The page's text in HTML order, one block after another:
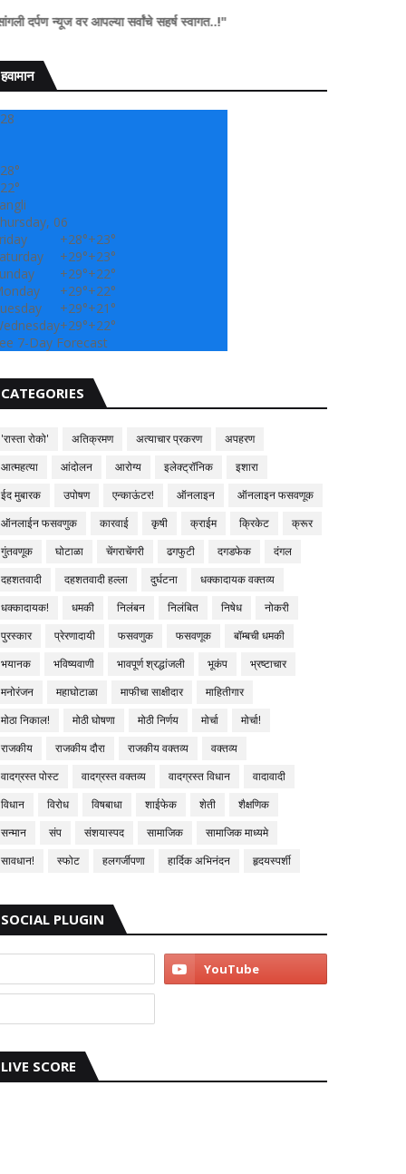
वर आपल्या सर्वांचे सहर्ष स्वागत..!"
हवामान
28
28°
22°
06
+28°+23°
+29°+23°
+29°+22°
+29°+22°
+29°+21°
+29°+22°
7-Day Forecast
CATEGORIES
'रास्ता रोको' अतिक्रमण अत्याचार प्रकरण
अपहरण
आत्महत्या
आंदोलन आरोग्य इलेक्ट्रॉनिक
इशारा
ईद मुबारक
उपोषण एन्काऊंटर! ऑनलाइन
ऑनलाइन फसवणूक
ऑनलाईन फसवणुक
कारवाई कृषी क्राईम क्रिकेट
क्रूर
गुंतवणूक
घोटाळा चेंगराचेंगरी ढगफुटी दगडफेक
दंगल
दहशतवादी
दहशतवादी हल्ला दुर्घटना
धक्कादायक वक्तव्य
धक्कादायक!
धमकी निलंबन निलंबित निषेध
नोकरी
पुरस्कार
प्रेरणादायी फसवणुक फसवणूक
बॉम्बची धमकी
भयानक
भविष्यवाणी भावपूर्ण श्रद्धांजली भूकंप
भ्रष्टाचार
मनोरंजन
महाघोटाळा माफीचा साक्षीदार
माहितीगार
मोठा निकाल!
मोठी घोषणा मोठी निर्णय मोर्चा
मोर्चा!
राजकीय
राजकीय दौरा राजकीय वक्तव्य
वक्तव्य
वादग्रस्त पोस्ट
वादग्रस्त वक्तव्य वादग्रस्त विधान
वादावादी
विधान
विरोध विषबाधा शाईफेक शेती
शैक्षणिक
सन्मान
संप संशयास्पद सामाजिक
सामाजिक माध्यमे
सावधान!
स्फोट हलगर्जीपणा हार्दिक अभिनंदन हृदयस्पर्शी
SOCIAL PLUGIN
LIVE SCORE